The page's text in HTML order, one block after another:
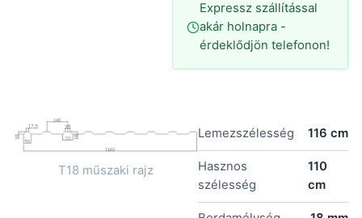
Expressz szállítással
akár holnapra -
érdeklődjön telefonon!
T18 műszaki rajz
Lemezszélesség 116 cm
Hasznos
szélesség
110
cm